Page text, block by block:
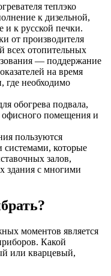
теплэко
к дизельной,
и к русской печки.
от производителя
всех отопительных
— поддержание
на время
где необходимо
обогрева подвала,
офисного помещения и
пользуются
системами, которые
залов,
здания с многими
моментов является
Какой
или кварцевый,